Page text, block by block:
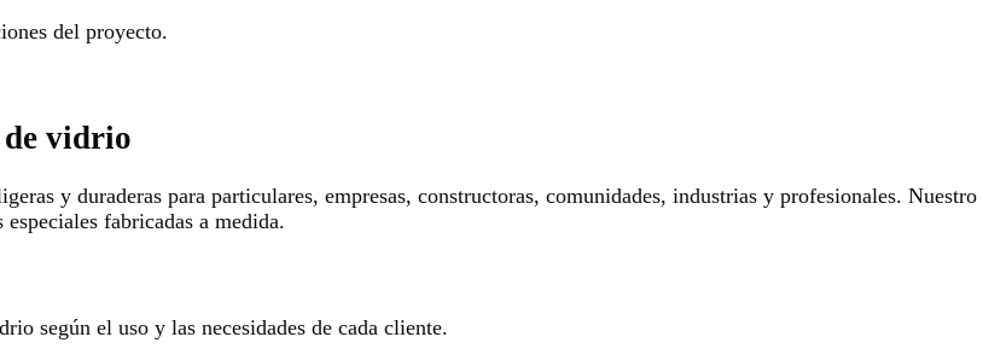
del proyecto.
vidrio
y duraderas para particulares, empresas, constructoras, comunidades, industrias y profesionales. Nuestro
especiales fabricadas a medida.
según el uso y las necesidades de cada cliente.